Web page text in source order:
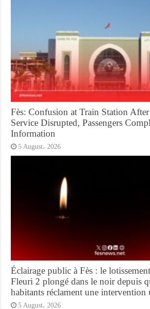
Fès: Confusion at Train Station
Service Disrupted, Passengers
Information
5 August، 2026
Éclairage public à Fès : le
Fleuri 2 plongé dans le noir depuis
habitants réclament une intervention
5 August، 2026